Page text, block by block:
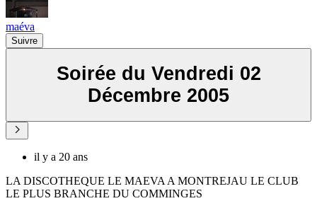
maéva
Suivre
Soirée du Vendredi 02
Décembre 2005
il y a 20 ans
LA DISCOTHEQUE LE MAEVA A MONTREJAU LE CLUB
LE PLUS BRANCHE DU COMMINGES